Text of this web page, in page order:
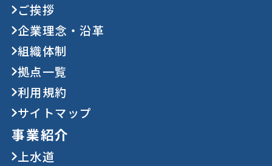
ご挨拶
企業理念・沿革
組織体制
拠点一覧
利用規約
サイトマップ
事業紹介
上水道